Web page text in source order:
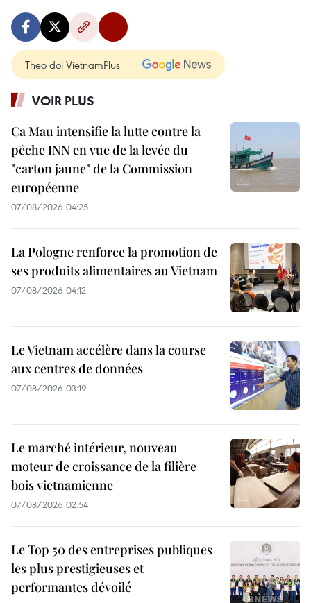
Theo dõi VietnamPlus
VOIR PLUS
Ca Mau intensifie la lutte contre la
pêche INN en vue de la levée du
"carton jaune" de la Commission
européenne
07/08/2026 04:25
La Pologne renforce la promotion de
ses produits alimentaires au Vietnam
07/08/2026 04:12
Le Vietnam accélère dans la course
aux centres de données
07/08/2026 03:19
Le marché intérieur, nouveau
moteur de croissance de la filière
bois vietnamienne
07/08/2026 02:54
Le Top 50 des entreprises publiques
les plus prestigieuses et
performantes dévoilé